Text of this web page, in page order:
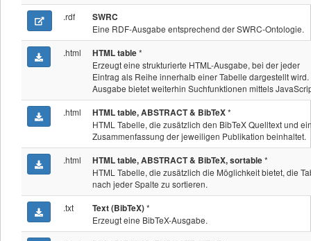
.rdf
SWRC
Eine RDF-Ausgabe entsprechend der SWRC-Ontologie.
.html
HTML table*
Erzeugt eine strukturierte HTML-Ausgabe, bei der jeder
Eintrag als Reihe innerhalb einer Tabelle dargestellt
Ausgabe bietet weiterhin Suchfunktionen mittels
.html
HTML table, ABSTRACT & BibTeX*
HTML Tabelle, die zusätzlich den BibTeX Quelltext und
Zusammenfassung der jeweiligen Publikation beinhaltet.
.html
HTML table, ABSTRACT & BibTeX, sortable*
HTML Tabelle, die zusätzlich die Möglichkeit bietet, die
nach jeder Spalte zu sortieren.
.txt
Text (BibTeX)*
Erzeugt eine BibTeX-Ausgabe.